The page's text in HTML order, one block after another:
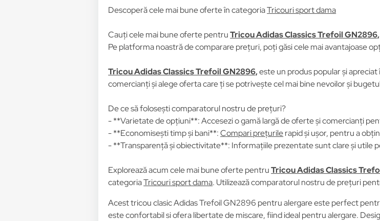
Descoperă cele mai bune oferte în categoriaTricouri sport dama
Cauți cele mai bune oferte pentruTricou Adidas Classics Trefoil GN2896,
Pe platforma noastră de comparare prețuri, poți găsi cele mai avantajoase
Tricou Adidas Classics Trefoil GN2896,este un produs popular și
comercianți și alege oferta care ți se potrivește cel mai bine nevoilor și
De ce să folosești comparatorul nostru de prețuri?
- **Varietate de opțiuni**: Accesezi o gamă largă de oferte și comercianți
- **Economisești timp și bani**:Compari prețurilerapid și ușor, pentru a
- **Transparență și obiectivitate**: Informațiile prezentate sunt clare și utile
Explorează acum cele mai bune oferte pentruTricou Adidas Classics
categoriaTricouri sport dama. Utilizează comparatorul nostru de prețuri
Acest tricou clasic Adidas Trefoil GN2896 pentru alergare este perfect
este confortabil si ofera libertate de miscare, fiind ideal pentru alergare.